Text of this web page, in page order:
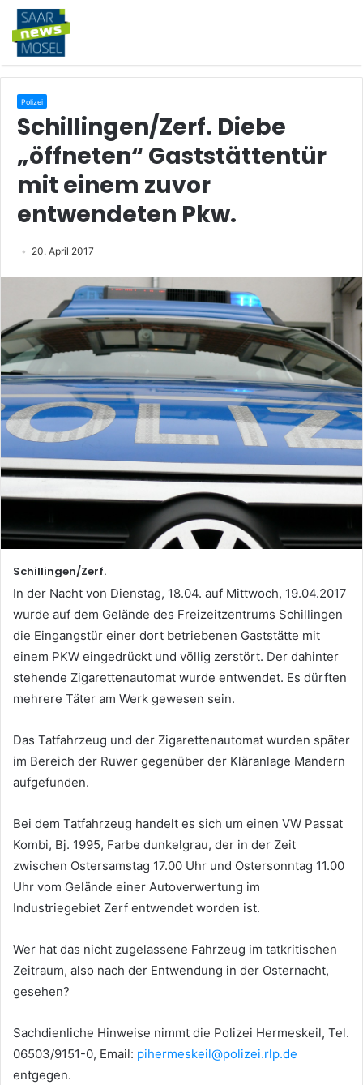
Polizei
Schillingen/Zerf. Diebe
„öffneten“ Gaststättentür
mit einem zuvor
entwendeten Pkw.
20. April 2017
Schillingen/Zerf.
In der Nacht von Dienstag, 18.04. auf Mittwoch, 19.04.2017
wurde auf dem Gelände des Freizeitzentrums Schillingen
die Eingangstür einer dort betriebenen Gaststätte mit
einem PKW eingedrückt und völlig zerstört. Der dahinter
stehende Zigarettenautomat wurde entwendet. Es dürften
mehrere Täter am Werk gewesen sein.
Das Tatfahrzeug und der Zigarettenautomat wurden später
im Bereich der Ruwer gegenüber der Kläranlage Mandern
aufgefunden.
Bei dem Tatfahrzeug handelt es sich um einen VW Passat
Kombi, Bj. 1995, Farbe dunkelgrau, der in der Zeit
zwischen Ostersamstag 17.00 Uhr und Ostersonntag 11.00
Uhr vom Gelände einer Autoverwertung im
Industriegebiet Zerf entwendet worden ist.
Wer hat das nicht zugelassene Fahrzeug im tatkritischen
Zeitraum, also nach der Entwendung in der Osternacht,
gesehen?
Sachdienliche Hinweise nimmt die Polizei Hermeskeil, Tel.
06503/9151-0, Email: pihermeskeil@polizei.rlp.de
entgegen.